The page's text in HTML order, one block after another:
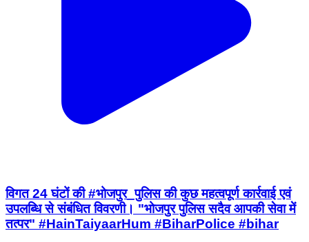
विगत 24 घंटों की #भोजपुर_पुलिस की कुछ महत्वपूर्ण कार्रवाई एवं
उपलब्धि से संबंधित विवरणी। "भोजपुर पुलिस सदैव आपकी सेवा में
तत्पर" #HainTaiyaarHum #BiharPolice #bihar